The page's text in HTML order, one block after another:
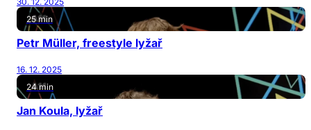
25 min
Petr Müller, freestyle lyžař
16. 12. 2025
24 min
Jan Koula, lyžař